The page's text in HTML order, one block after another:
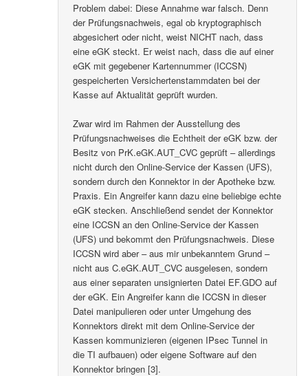
Problem dabei: Diese Annahme war falsch. Denn
der Prüfungsnachweis, egal ob kryptographisch
abgesichert oder nicht, weist NICHT nach, dass
eine eGK steckt. Er weist nach, dass die auf einer
eGK mit gegebener Kartennummer (ICCSN)
gespeicherten Versichertenstammdaten bei der
Kasse auf Aktualität geprüft wurden.
Zwar wird im Rahmen der Ausstellung des
Prüfungsnachweises die Echtheit der eGK bzw. der
Besitz von PrK.eGK.AUT_CVC geprüft – allerdings
nicht durch den Online-Service der Kassen (UFS),
sondern durch den Konnektor in der Apotheke bzw.
Praxis. Ein Angreifer kann dazu eine beliebige echte
eGK stecken. Anschließend sendet der Konnektor
eine ICCSN an den Online-Service der Kassen
(UFS) und bekommt den Prüfungsnachweis. Diese
ICCSN wird aber – aus mir unbekanntem Grund –
nicht aus C.eGK.AUT_CVC ausgelesen, sondern
aus einer separaten unsignierten Datei EF.GDO auf
der eGK. Ein Angreifer kann die ICCSN in dieser
Datei manipulieren oder unter Umgehung des
Konnektors direkt mit dem Online-Service der
Kassen kommunizieren (eigenen IPsec Tunnel in
die TI aufbauen) oder eigene Software auf den
Konnektor bringen [3].